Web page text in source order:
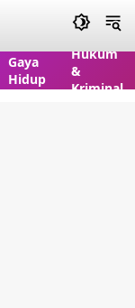
Gaya
Hidup
Hukum
&
Kriminal